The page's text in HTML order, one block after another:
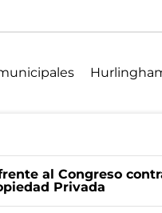
al Congreso
Privada